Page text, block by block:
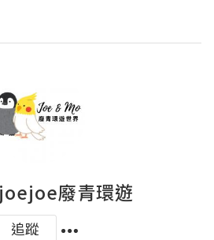
廢青環遊
追蹤